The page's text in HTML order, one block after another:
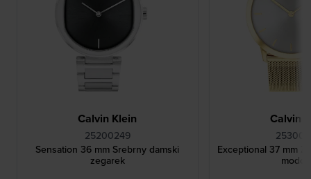
Calvin Klein
25200249
Sensation 36 mm Srebrny damski
zegarek
Calvin
Exceptional 37 mm